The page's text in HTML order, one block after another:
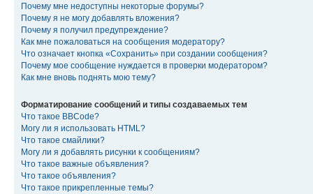
Почему мне недоступны некоторые форумы?
Почему я не могу добавлять вложения?
Почему я получил предупреждение?
Как мне пожаловаться на сообщения модератору?
Что означает кнопка «Сохранить» при создании сообщения?
Почему мое сообщение нуждается в проверки модератором?
Как мне вновь поднять мою тему?
Форматирование сообщений и типы создаваемых тем
Что такое BBCode?
Могу ли я использовать HTML?
Что такое смайлики?
Могу ли я добавлять рисунки к сообщениям?
Что такое важные объявления?
Что такое объявления?
Что такое прикрепленные темы?